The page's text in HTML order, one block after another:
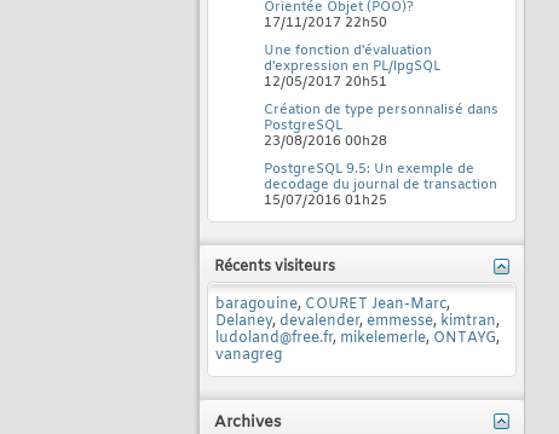
Orientée Objet (POO)?
17/11/2017 22h50
Une fonction d'évaluation
d'expression en PL/lpgSQL
12/05/2017 20h51
Création de type personnalisé dans
PostgreSQL
23/08/2016 00h28
PostgreSQL 9.5: Un exemple de
decodage du journal de transaction
15/07/2016 01h25
Récents visiteurs
baragouine, COURET Jean-Marc,
Delaney, devalender, emmesse, kimtran,
ludoland@free.fr, mikelemerle, ONTAYG,
vanagreg
Archives